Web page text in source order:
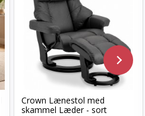
Crown Lænestol med
skammel Læder - sort